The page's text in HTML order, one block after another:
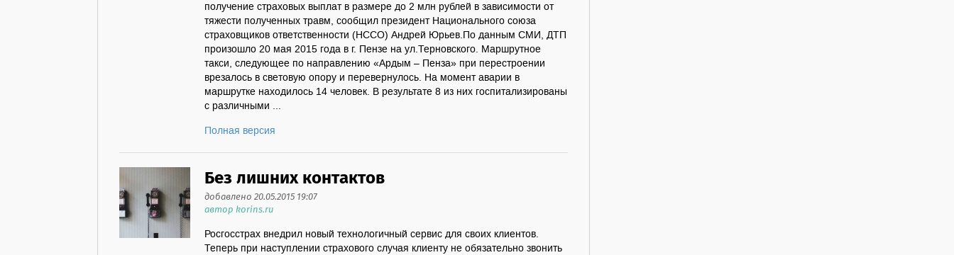
получение страховых выплат в размере до 2 млн рублей в зависимости от
тяжести полученных травм, сообщил президент Национального союза
страховщиков ответственности (НССО) Андрей Юрьев.По данным СМИ, ДТП
произошло 20 мая 2015 года в г. Пензе на ул.Терновского. Маршрутное
такси, следующее по направлению «Ардым – Пенза» при перестроении
врезалось в световую опору и перевернулось. На момент аварии в
маршрутке находилось 14 человек. В результате 8 из них госпитализированы
с различными ...
Полная версия
Без лишних контактов
добавлено 20.05.2015 19:07
автор korins.ru
Росгосстрах внедрил новый технологичный сервис для своих клиентов.
Теперь при наступлении страхового случая клиенту не обязательно звонить